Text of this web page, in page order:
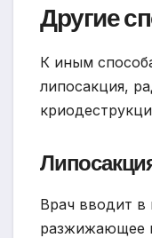
Другие
К иным
липосакция,
Врач вводит в
разжижающее